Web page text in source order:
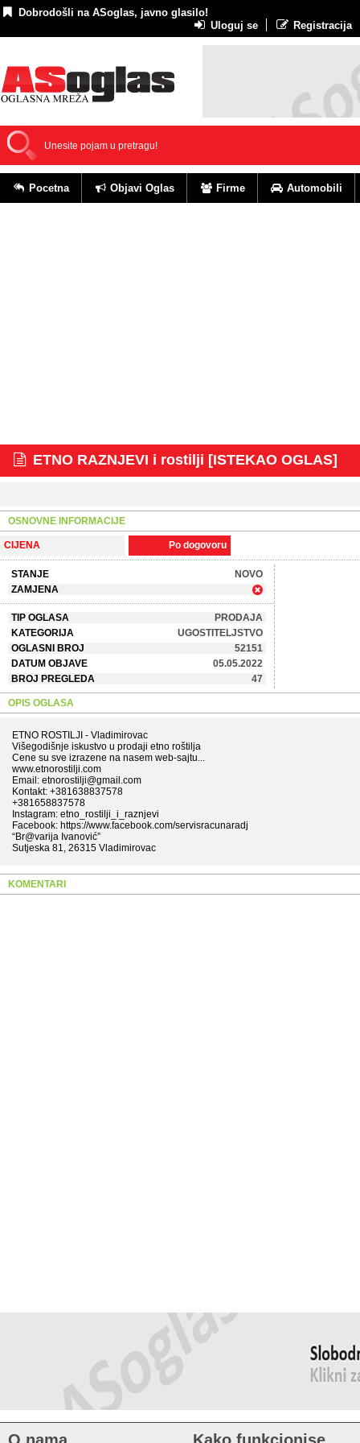
Dobrodošli na ASoglas, javno glasilo!
Uloguj se
Registracija
Pocetna Objavi Oglas Firme Automobili
ETNO RAZNJEVI i rostilji [ISTEKAO OGLAS]
OSNOVNE INFORMACIJE
CIJENA Po dogovoru
STANJE
NOVO
ZAMJENA
TIP OGLASA
PRODAJA
KATEGORIJA
UGOSTITELJSTVO
OGLASNI BROJ
52151
DATUM OBJAVE
05.05.2022
BROJ PREGLEDA
47
OPIS OGLASA
ETNO ROSTILJI - Vladimirovac
Višegodišnje iskustvo u prodaji etno roštilja
Cene su sve izrazene na nasem web-sajtu...
www.etnorostilji.com
Email: etnorostilji@gmail.com
Kontakt: +381638837578
+381658837578
Instagram: etno_rostilji_i_raznjevi
Facebook: https://www.facebook.com/servisracunaradj
“Br@varija Ivanović”
Sutjeska 81, 26315 Vladimirovac
KOMENTARI